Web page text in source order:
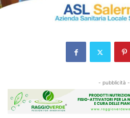
- pubblicità -